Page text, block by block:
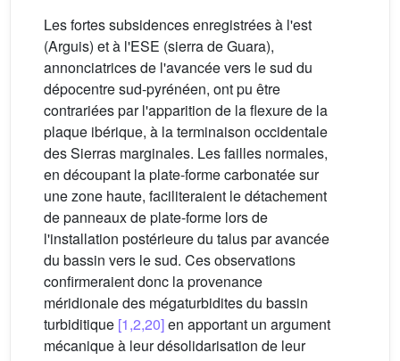
Les fortes subsidences enregistrées à l'est
(Arguis) et à l'ESE (sierra de Guara),
annonciatrices de l'avancée vers le sud du
dépocentre sud-pyrénéen, ont pu être
contrariées par l'apparition de la flexure de la
plaque ibérique, à la terminaison occidentale
des Sierras marginales. Les failles normales,
en découpant la plate-forme carbonatée sur
une zone haute, faciliteraient le détachement
de panneaux de plate-forme lors de
l'installation postérieure du talus par avancée
du bassin vers le sud. Ces observations
confirmeraient donc la provenance
méridionale des mégaturbidites du bassin
turbiditique [1,2,20]en apportant un argument
mécanique à leur désolidarisation de leur